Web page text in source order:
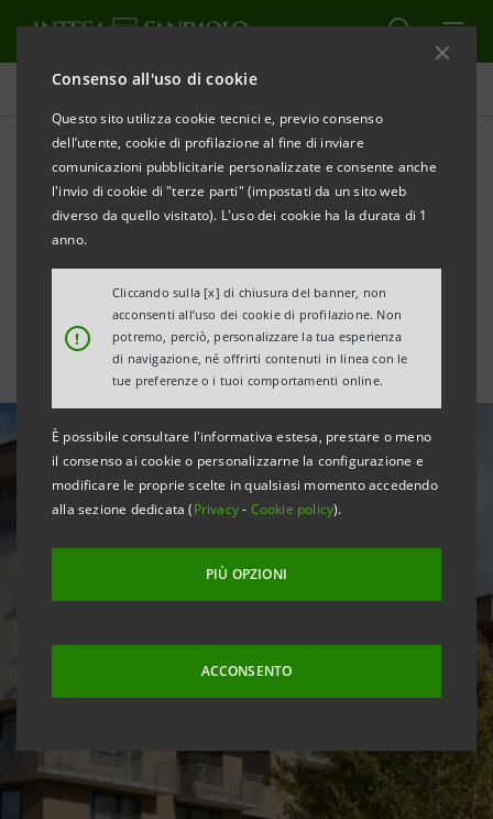
Consenso all'uso di cookie
Questo sito utilizza cookie tecnici e, previo consenso
dell’utente, cookie di profilazione al fine di inviare
comunicazioni pubblicitarie personalizzate e consente anche
l'invio di cookie di "terze parti" (impostati da un sito web
diverso da quello visitato). L'uso dei cookie ha la durata di 1
anno.
!
Cliccando sulla [x] di chiusura del banner, non
acconsenti all’uso dei cookie di profilazione. Non
potremo, perciò, personalizzare la tua esperienza
di navigazione, né offrirti contenuti in linea con le
tue preferenze o i tuoi comportamenti online.
È possibile consultare l'informativa estesa, prestare o meno
il consenso ai cookie o personalizzarne la configurazione e
modificare le proprie scelte in qualsiasi momento accedendo
alla sezione dedicata (Privacy- Cookie policy).
PIÙ OPZIONI
ACCONSENTO
Tutte le news
Social Housing: supporto
finanziario per la creazione
di 500 alloggi in Umbria